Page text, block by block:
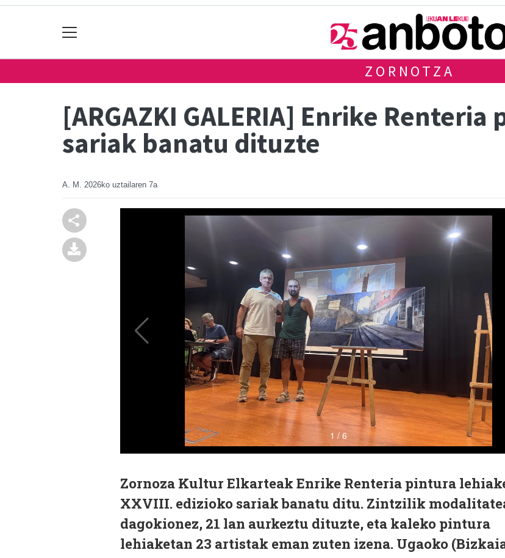
ZORNOTZA
[ARGAZKI GALERIA] Enrike
sariak banatu dituzte
A. M. 2026ko uztailaren 7a
Zornoza Kultur Elkarteak Enrike Renteria pintura
XXVIII. edizioko sariak banatu ditu. Zintzilik
dagokionez, 21 lan aurkeztu dituzte, eta kaleko pintura
lehiaketan 23 artistak eman zuten izena. Ugaoko